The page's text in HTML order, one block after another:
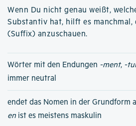
Wenn Du nicht genau weißt,
Substantiv hat, hilft es manchmal,
(Suffix) anzuschauen.
Wörter mit den Endungen -ment, -
immer neutral
endet das Nomen in der Grundform
en ist es meistens maskulin